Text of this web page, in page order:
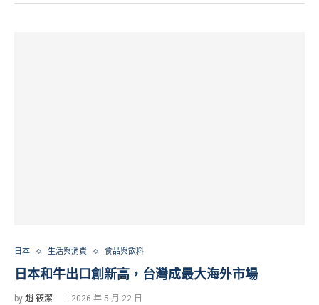
日本 生活與消費 食品與飲料
日本和牛出口創新高，台灣成最大海外市場
by 趙 筱潔 2026 年 5 月 22 日